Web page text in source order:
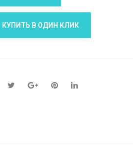
КУПИТЬ В ОДИН КЛИК